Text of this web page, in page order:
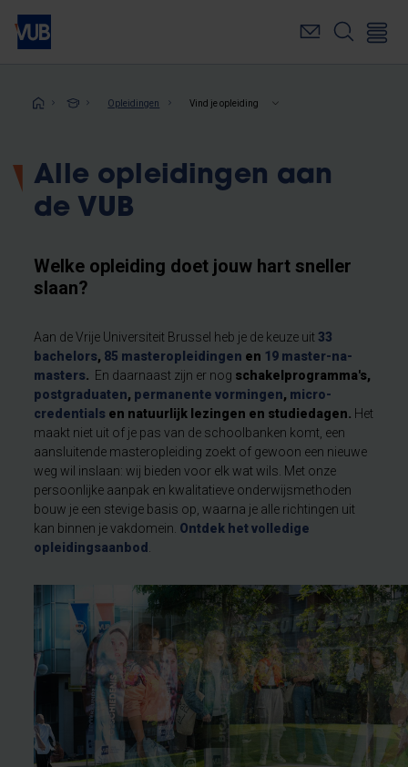
Overslaan
naar
inhoudKruimelpad
Opleidingen Vind je opleiding
Alle opleidingen aan
de VUB
Welke opleiding doet jouw hart sneller
slaan?
Aan de Vrije Universiteit Brussel heb je de keuze uit 33
bachelors, 85 masteropleidingen en 19 master-na-
masters. En daarnaast zijn er nog schakelprogramma's,
postgraduaten, permanente vormingen, micro-
credentials en natuurlijk lezingen en studiedagen. Het
maakt niet uit of je pas van de schoolbanken komt, een
aansluitende masteropleiding zoekt of gewoon een nieuwe
weg wil inslaan: wij bieden voor elk wat wils. Met onze
persoonlijke aanpak en kwalitatieve onderwijsmethoden
bouw je een stevige basis op, waarna je alle richtingen uit
kan binnen je vakdomein. Ontdek het volledige
opleidingsaanbod